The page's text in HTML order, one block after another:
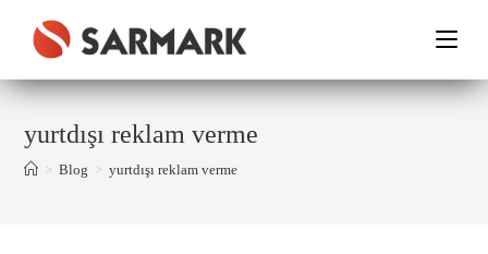
yurtdışı reklam verme
> Blog > yurtdışı reklam verme